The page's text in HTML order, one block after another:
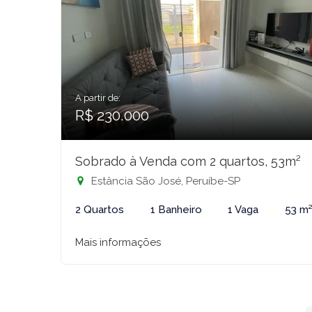
A partir de:
R$ 230.000
Sobrado à Venda com 2 quartos, 53m²
Estância São José, Peruíbe-SP
2 Quartos 1 Banheiro 1 Vaga 53 m²
Mais informações